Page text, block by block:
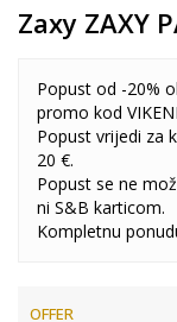
Zaxy ZAXY
Popust od -20%
promo kod
Popust vrijedi za
20 €.
Popust se ne
ni S&B karticom.
Kompletnu
OFFER